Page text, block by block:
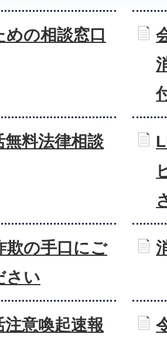
めの相談窓口
無料法律相談
欺の手口にご
さい
注意喚起速報